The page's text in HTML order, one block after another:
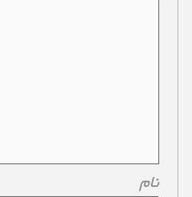
نام*